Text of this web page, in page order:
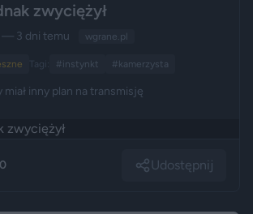
zwyciężył
— 3 dni temu wgrane.pl
Tagi: #instynkt #kamerzysta
inny plan na transmisję
0 Udostępnij